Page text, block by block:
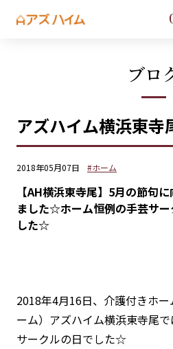
ブロ
アズハイム横浜東寺
2018年05月07日 #ホーム
【AH横浜東寺尾】5月の節句
ました☆ホーム恒例の手芸サ
した☆
2018年4月16日、介護付きホ
ーム）アズハイム横浜東寺尾
サークルの日でした☆